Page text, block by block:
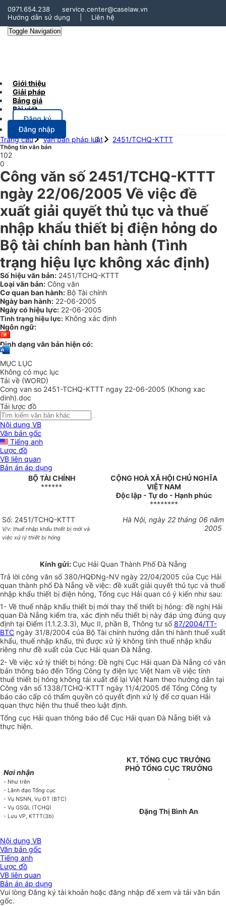
0971.654.238
service.center@caselaw.vn
Hướng dẫn sử dụng
Liên hệ
Toggle Navigation
Giới thiệu
Giải pháp
Bảng giá
Bài viết
Đăng ký
Đăng nhập
Trang chủ
Văn bản pháp luật 2451/TCHQ-KTTT
Thông tin văn bản
102
0
Công văn số 2451/TCHQ-KTTT
ngày 22/06/2005 Về việc đề
xuất giải quyết thủ tục và thuế
nhập khẩu thiết bị điện hỏng do
Bộ tài chính ban hành (Tình
trạng hiệu lực không xác định)
Số hiệu văn bản: 2451/TCHQ-KTTT
Loại văn bản: Công văn
Cơ quan ban hành: Bộ Tài chính
Ngày ban hành: 22-06-2005
Ngày có hiệu lực: 22-06-2005
Tình trạng hiệu lực: Không xác định
Ngôn ngữ:
Định dạng văn bản hiện có:
MỤC LỤC
Không có mục lục
Tải về (WORD)
Cong van so 2451-TCHQ-KTTT ngay 22-06-2005 (Khong xac
dinh).doc
Tải lược đồ
Nội dung VB
Văn bản gốc
Tiếng anh
Lược đồ
VB liên quan
Bản án áp dụng
BỘ TÀI CHÍNH
******
CỘNG HOÀ XÃ HỘI CHỦ NGHĨA
VIỆT NAM
Độc lập - Tự do - Hạnh phúc
********
Số: 2451/TCHQ-KTTT
V/v: thuế nhập khẩu thiết bị mới và
việc xử lý thiết bị hỏng
Hà Nội, ngày 22 tháng 06 năm
2005
Kính gửi: Cục Hải Quan Thành Phố Đà Nẵng
Trả lời công văn số 380/HQĐNg-NV ngày 22/04/2005 của Cục Hải
quan thành phố Đà Nẵng về việc: đề xuất giải quyết thủ tục và thuế
nhập khẩu thiết bị điện hỏng, Tổng cục Hải quan có ý kiến như sau:
1- Về thuế nhập khẩu thiết bị mới thay thế thiết bị hỏng: đề nghị Hải
quan Đà Nẵng kiểm tra, xác định nếu thiết bị này đáp ứng đúng quy
định tại Điểm (1.1.2.3.3), Mục II, phần B, Thông tư số87/2004/TT-
BTC ngày 31/8/2004 của Bộ Tài chính hướng dẫn thi hành thuế xuất
khẩu, thuế nhập khẩu, thì được xử lý không tính thuế nhập khẩu
riêng như đề xuất của Cục Hải quan Đà Nẵng.
2- Về việc xử lý thiết bị hỏng: Đề nghị Cục Hải quan Đà Nẵng có văn
bản thông báo đến Tổng Công ty điện lực Việt Nam về việc tính
thuế thiết bị hỏng không tái xuất để lại Việt Nam theo hướng dẫn tại
Công văn số 1338/TCHQ-KTTT ngày 11/4/2005 để Tổng Công ty
báo cáo cấp có thẩm quyền có quyết định xử lý để cơ quan Hải
quan thực hiện thu thuế theo luật định.
Tổng cục Hải quan thông báo để Cục Hải quan Đà Nẵng biết và
thực hiện.
Nơi nhận
- Như trên
- Lãnh đạo Tổng cục
- Vụ NSNN, Vụ ĐT (BTC)
- Vụ GSQL (TCHQ)
- Lưu VP, KTTT(3b)
KT. TỔNG CỤC TRƯỞNG
PHÓ TỔNG CỤC TRƯỞNG
.
Đặng Thị Bình An
Nội dung VB
Văn bản gốc
Tiếng anh
Lược đồ
VB liên quan
Bản án áp dụng
Vui lòngĐăng ký tài khoản hoặc đăng nhập để xem và tải văn bản
gốc.